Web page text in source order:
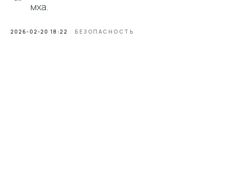
мха.
2026-02-20 18:22 БЕЗОПАСНОСТЬ
Контактная